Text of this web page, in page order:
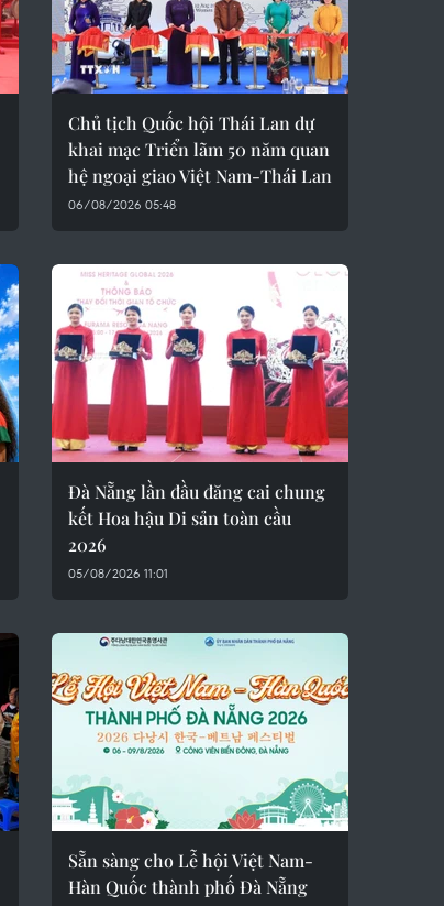
Chủ tịch Quốc hội Thái Lan dự
khai mạc Triển lãm 50 năm quan
hệ ngoại giao Việt Nam-Thái Lan
06/08/2026 05:48
Đà Nẵng lần đầu đăng cai chung
kết Hoa hậu Di sản toàn cầu
2026
05/08/2026 11:01
Sẵn sàng cho Lễ hội Việt Nam-
Hàn Quốc thành phố Đà Nẵng